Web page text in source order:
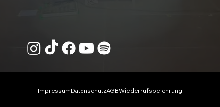
ImpressumDatenschutzAGBWiederrufsbelehrung